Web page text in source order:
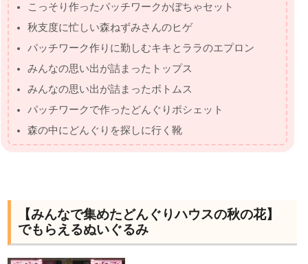
こっそり作ったパッチワークかぼちゃセット
秋支度に忙しい森ねずみさんのヒゲ
パッチワーク作りに勤しむキキとララのエプロン
みんなの思い出が詰まったトップス
みんなの思い出が詰まったボトムス
パッチワークで作ったどんぐりポシェット
森の中にどんぐりを探しに行く靴
【みんなで集めたどんぐりハウスの秋の花】
でもらえるぬいぐるみ